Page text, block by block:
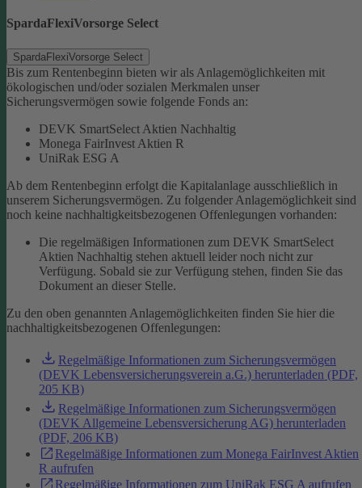
SpardaFlexiVorsorge Select
SpardaFlexiVorsorge Select
Bis zum Rentenbeginn bieten wir als Anlagemöglichkeiten mit
ökologischen und/oder sozialen Merkmalen unser
Sicherungsvermögen sowie folgende Fonds an:
DEVK SmartSelect Aktien Nachhaltig
Monega FairInvest Aktien R
UniRak ESG A
Ab dem Rentenbeginn erfolgt die Kapitalanlage ausschließlich in
unserem Sicherungsvermögen. Zu folgender Anlagemöglichkeit sind
noch keine nachhaltigkeitsbezogenen Offenlegungen vorhanden:
Die regelmäßigen Informationen zum DEVK SmartSelect
Aktien Nachhaltig stehen aktuell leider noch nicht zur
Verfügung. Sobald sie zur Verfügung stehen, finden Sie das
Dokument an dieser Stelle.
Zu den oben genannten Anlagemöglichkeiten finden Sie hier die
nachhaltigkeitsbezogenen Offenlegungen:
Regelmäßige Informationen zum Sicherungsvermögen
(DEVK Lebensversicherungsverein a.G.) herunterladen (PDF,
205 KB)
Regelmäßige Informationen zum Sicherungsvermögen
(DEVK Allgemeine Lebensversicherung AG) herunterladen
(PDF, 206 KB)
Regelmäßige Informationen zum Monega FairInvest Aktien
R aufrufen
Regelmäßige Informationen zum UniRak ESG A aufrufen